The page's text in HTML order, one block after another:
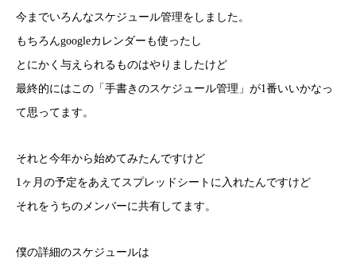
今までいろんなスケジュール管理をしました。
もちろんgoogleカレンダーも使ったし
とにかく与えられるものはやりましたけど
最終的にはこの「手書きのスケジュール管理」が1番いいかなっ
て思ってます。
それと今年から始めてみたんですけど
1ヶ月の予定をあえてスプレッドシートに入れたんですけど
それをうちのメンバーに共有してます。
僕の詳細のスケジュールは